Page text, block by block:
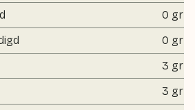
0 gr
0 gr
3 gr
3 gr